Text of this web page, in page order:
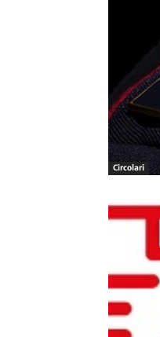
Circolari